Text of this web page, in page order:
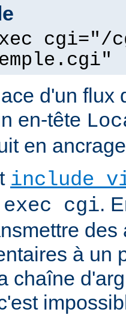
cgi="/
d'un flux
en-tête
en
include
exec cgi.
des
à un
chaîne